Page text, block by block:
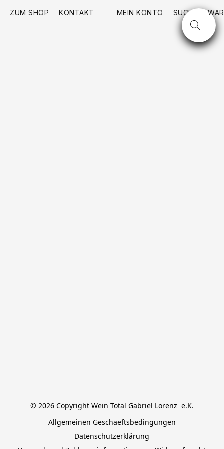
ZUM SHOP KONTAKT MEIN KONTO SUCHE
© 2026 Copyright Wein Total Gabriel Lorenz  e.K.
Allgemeinen Geschaeftsbedingungen
Datenschutzerklärung